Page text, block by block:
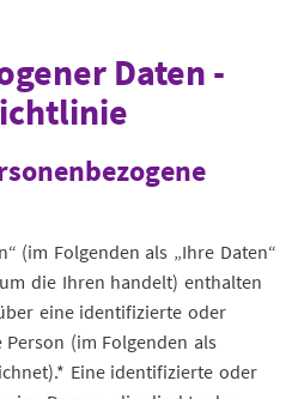
Daten -
(im Folgenden als „Ihre Daten“
die Ihren handelt) enthalten
eine identifizierte oder
(im Folgenden als
Eine identifizierte oder